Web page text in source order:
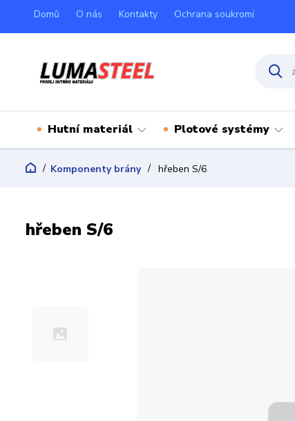
Domů O nás Kontakty Ochrana soukromí
Hutní materiál Plotové systémy
Komponenty brány hřeben S/6
hřeben S/6